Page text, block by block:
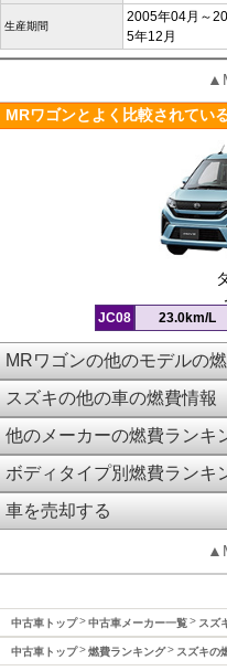
生産期間
2005年04月～
5年12月
MRワゴンとよく比較されてい
JC08 23.0km/L
MRワゴンの他のモデルの
スズキの他の車の燃費情報
他のメーカーの燃費ランキ
ボディタイプ別燃費ランキ
車を売却する
中古車トップ 中古車メーカー一覧 スズ
中古車トップ 燃費ランキング スズキの